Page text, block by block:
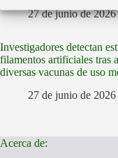
27 de junio de 2026
Investigadores detectan
filamentos artificiales tras
diversas vacunas de uso
27 de junio de 2026
Acerca de: